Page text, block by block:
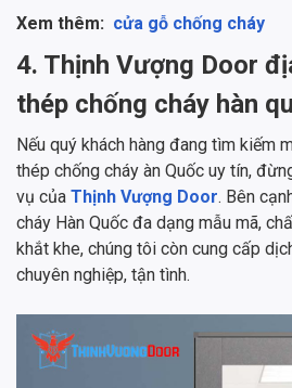
Xem thêm: cửa gỗ chống cháy
4. Thịnh Vượng Door
thép chống cháy hàn
Nếu quý khách hàng đang tìm kiếm
thép chống cháy àn Quốc uy tín,
vụ của Thịnh Vượng Door. Bên
cháy Hàn Quốc đa dạng mẫu mã,
khắt khe, chúng tôi còn cung cấp
chuyên nghiệp, tận tình.